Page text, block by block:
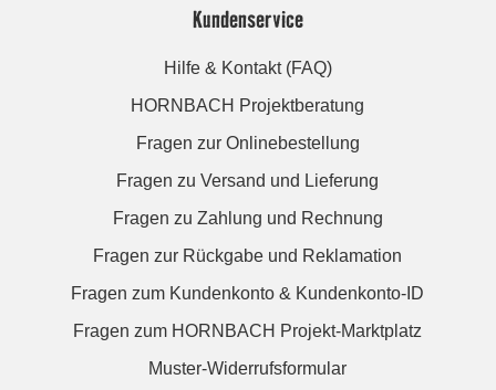
Kundenservice
Hilfe & Kontakt (FAQ)
HORNBACH Projektberatung
Fragen zur Onlinebestellung
Fragen zu Versand und Lieferung
Fragen zu Zahlung und Rechnung
Fragen zur Rückgabe und Reklamation
Fragen zum Kundenkonto & Kundenkonto-ID
Fragen zum HORNBACH Projekt-Marktplatz
Muster-Widerrufsformular